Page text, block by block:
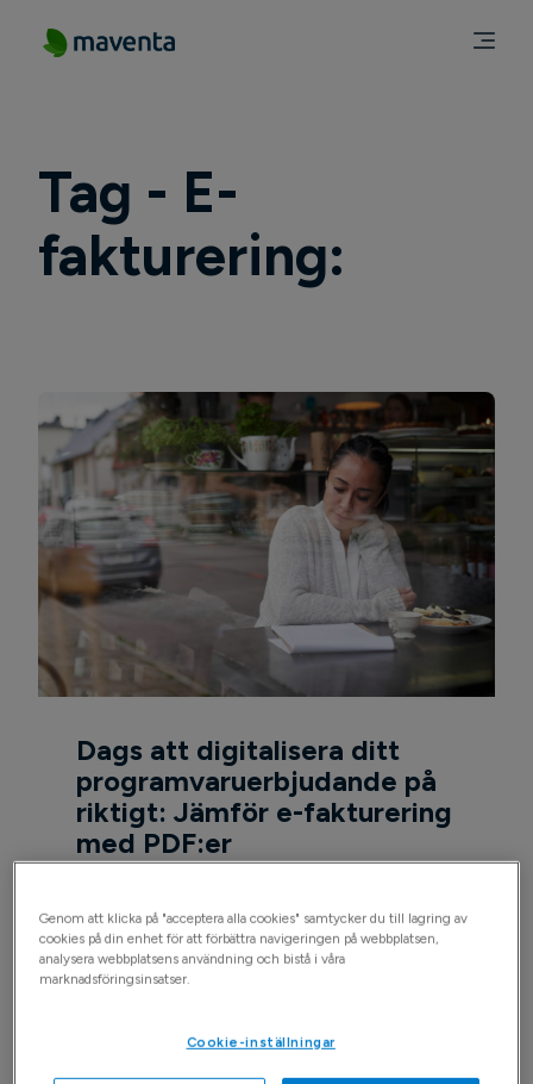
Tag - E-
fakturering:
Dags att digitalisera ditt
programvaruerbjudande på
riktigt: Jämför e-fakturering
med PDF:er
Läs mer
Genom att klicka på "acceptera alla cookies" samtycker du till lagring av
cookies på din enhet för att förbättra navigeringen på webbplatsen,
analysera webbplatsens användning och bistå i våra
marknadsföringsinsatser.
Cookie-inställningar